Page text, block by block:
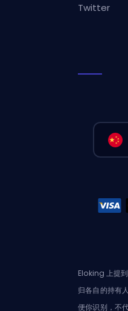
Twitter
Eloking 上提
归各自的持有
便你识别，不